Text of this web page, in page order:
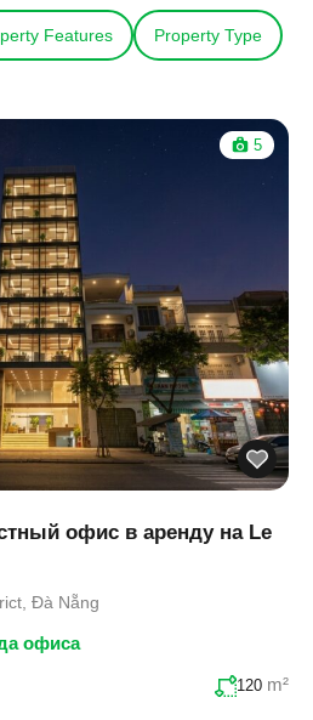
Features Property Type
5
офис в аренду на Le
Đà Nẵng
офиса
120 m²